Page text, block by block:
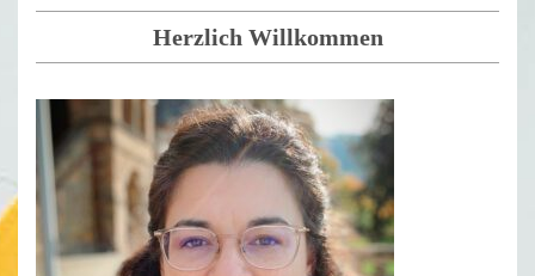
Herzlich Willkommen